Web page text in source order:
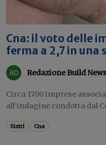
Cna: il voto delle
ferma a 2,7 in una
Redazione Build
Circa 1700 imprese
all’indagine condotta dal
Sistri Cna